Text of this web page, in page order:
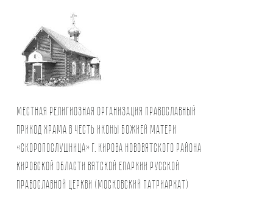
Местная религиозная организация православный
Приход храма в честь иконы Божией Матери
«Скоропослушница» г. Кирова Нововятского района
Кировской области Вятской Епархии Русской
Православной Церкви (Московский Патриархат)